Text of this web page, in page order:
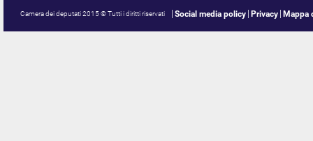
Camera dei deputati 2015 © Tutti i diritti riservati Social media policy Privacy Mappa